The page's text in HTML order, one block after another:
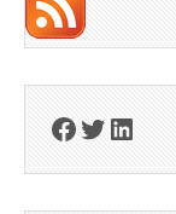
Facebook
Twitter